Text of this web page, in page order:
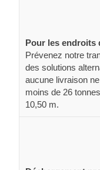
Pour les endroits
Prévenez notre
des solutions
aucune livraison
moins de 26
10,50 m.